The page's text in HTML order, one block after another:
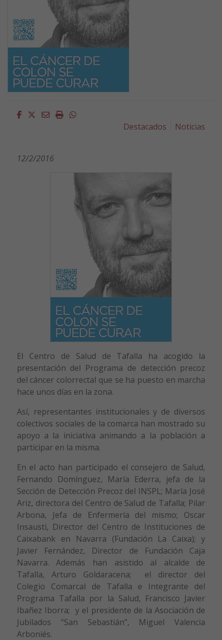
Facebook
Twitter
EmailImprimirWhatsapp
Destacados
Noticias
12/2/2016
El Centro de Salud de Tafalla ha acogido la
presentación del Programa de detección precoz
del cáncer colorrectal que se ha puesto en marcha
hace unos días en la zona.
Así, representantes institucionales y de diversos
colectivos sociales de la comarca han mostrado su
apoyo a la iniciativa animando a la población a
participar en la misma.
En el acto han participado el consejero de Salud,
Fernando Domínguez, María Ederra, jefa de la
Sección de Detección Precoz del INSPL; María José
Ariz, directora del Centro de Salud de Tafalla; Pilar
Arbona, Jefa de Enfermería del mismo; Oscar
Insausti, Director del Centro de Instituciones de
Caixabank en Navarra (Fundación La Caixa); y
Javier Fernández, Director de Fundación Caja
Navarra. Además han asistido al alcalde de
Tafalla, Arturo Goldaracena; el director del
Colegio Comarcal de Tafalla e Integrante del
Programa Tafalla por la Salud, Francisco Javier
Ibañez Iborra; y el presidente de la Asociación de
Jubilados “San Sebastián”, Miguel Valencia
Arboniés.